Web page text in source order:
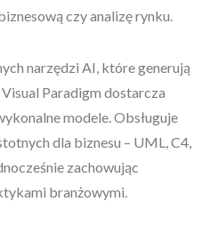
czy analizę rynku.
narzędzi AI, które generują
Paradigm dostarcza
modele. Obsługuje
dla biznesu – UML, C4,
zachowując
branżowymi.